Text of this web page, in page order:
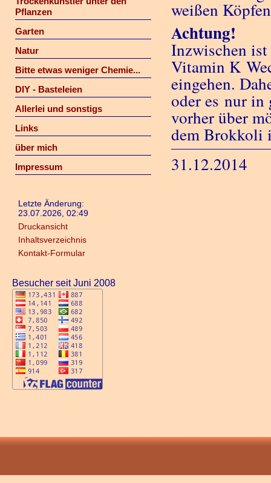
Pflanzen
Garten
Natur
Bitte etwas weniger Chemie...
DIY - Basteleien
Allerlei und sonstigs
Links
über mich
Impressum
Letzte Änderung:
23.07.2026, 02:49
Druckansicht
Inhaltsverzeichnis
Kontakt-Formular
Besucher seit Juni 2008
weißen
Achtung!
Inzwischen ist
Vitamin K
eingehen.
oder es nur in
vorher über
dem Brokkoli
31.12.2014